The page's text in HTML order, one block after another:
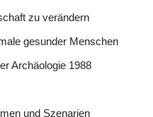
zu verändern
gesunder Menschen
Archäologie 1988
und Szenarien